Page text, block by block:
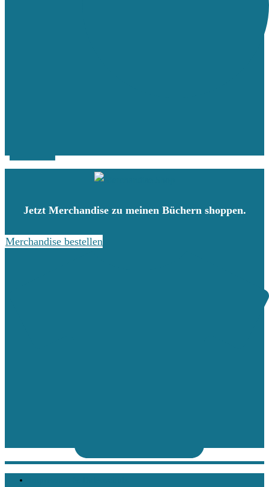
Jetzt Merchandise zu meinen Büchern shoppen.
Merchandise bestellen